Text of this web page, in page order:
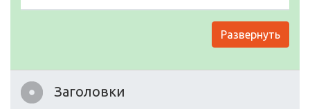
Развернуть
Заголовки